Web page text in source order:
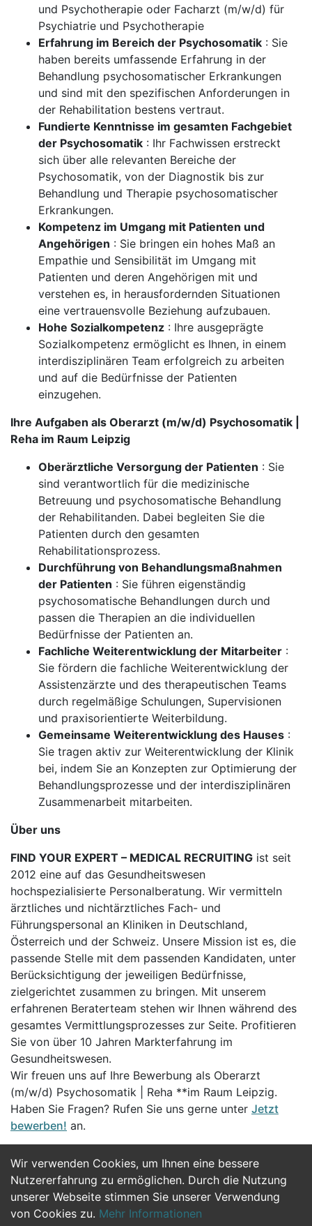
Wir verwenden Cookies, um Ihnen eine bessere
Nutzererfahrung zu ermöglichen. Durch die Nutzung
unserer Webseite stimmen Sie unserer Verwendung
von Cookies zu. Mehr Informationen
und Psychotherapie oder Facharzt (m/w/d) für
Psychiatrie und Psychotherapie
Erfahrung im Bereich der Psychosomatik : Sie
haben bereits umfassende Erfahrung in der
Behandlung psychosomatischer Erkrankungen
und sind mit den spezifischen Anforderungen in
der Rehabilitation bestens vertraut.
Fundierte Kenntnisse im gesamten Fachgebiet
der Psychosomatik : Ihr Fachwissen erstreckt
sich über alle relevanten Bereiche der
Psychosomatik, von der Diagnostik bis zur
Behandlung und Therapie psychosomatischer
Erkrankungen.
Kompetenz im Umgang mit Patienten und
Angehörigen : Sie bringen ein hohes Maß an
Empathie und Sensibilität im Umgang mit
Patienten und deren Angehörigen mit und
verstehen es, in herausfordernden Situationen
eine vertrauensvolle Beziehung aufzubauen.
Hohe Sozialkompetenz : Ihre ausgeprägte
Sozialkompetenz ermöglicht es Ihnen, in einem
interdisziplinären Team erfolgreich zu arbeiten
und auf die Bedürfnisse der Patienten
einzugehen.
Ihre Aufgaben als Oberarzt (m/w/d) Psychosomatik |
Reha im Raum Leipzig
Oberärztliche Versorgung der Patienten : Sie
sind verantwortlich für die medizinische
Betreuung und psychosomatische Behandlung
der Rehabilitanden. Dabei begleiten Sie die
Patienten durch den gesamten
Rehabilitationsprozess.
Durchführung von Behandlungsmaßnahmen
der Patienten : Sie führen eigenständig
psychosomatische Behandlungen durch und
passen die Therapien an die individuellen
Bedürfnisse der Patienten an.
Fachliche Weiterentwicklung der Mitarbeiter :
Sie fördern die fachliche Weiterentwicklung der
Assistenzärzte und des therapeutischen Teams
durch regelmäßige Schulungen, Supervisionen
und praxisorientierte Weiterbildung.
Gemeinsame Weiterentwicklung des Hauses :
Sie tragen aktiv zur Weiterentwicklung der Klinik
bei, indem Sie an Konzepten zur Optimierung der
Behandlungsprozesse und der interdisziplinären
Zusammenarbeit mitarbeiten.
Über uns
FIND YOUR EXPERT – MEDICAL RECRUITING ist seit
2012 eine auf das Gesundheitswesen
hochspezialisierte Personalberatung. Wir vermitteln
ärztliches und nichtärztliches Fach- und
Führungspersonal an Kliniken in Deutschland,
Österreich und der Schweiz. Unsere Mission ist es, die
passende Stelle mit dem passenden Kandidaten, unter
Berücksichtigung der jeweiligen Bedürfnisse,
zielgerichtet zusammen zu bringen. Mit unserem
erfahrenen Beraterteam stehen wir Ihnen während des
gesamtes Vermittlungsprozesses zur Seite. Profitieren
Sie von über 10 Jahren Markterfahrung im
Gesundheitswesen.
Wir freuen uns auf Ihre Bewerbung als Oberarzt
(m/w/d) Psychosomatik | Reha **im Raum Leipzig.
Haben Sie Fragen? Rufen Sie uns gerne unter Jetzt
bewerben! an.
Jetzt Bewerben